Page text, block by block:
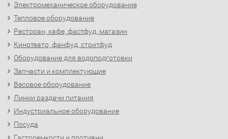
Электромеханическое оборудование
Тепловое оборудование
Ресторан, кафе, фастфуд, магазин
Кинотеатр, фанфуд, стритфуд
Оборудование для водоподготовки
Запчасти и комплектующие
Весовое оборудование
Линии раздачи питания
Индустриальное оборудование
Посуда